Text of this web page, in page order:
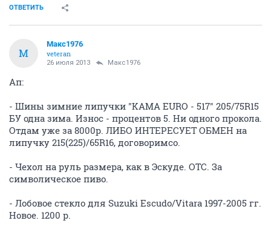
ОТВЕТИТЬ
М
Макс1976
veteran
26 июля 2013 Макс1976
Ап:
- Шины зимние липучки "KAMA EURO - 517" 205/75R15
БУ одна зима. Износ - процентов 5. Ни одного прокола.
Отдам уже за 8000р. ЛИБО ИНТЕРЕСУЕТ ОБМЕН на
липучку 215(225)/65R16, договоримсо.
- Чехол на руль размера, как в Эскуде. ОТС. За
символическое пиво.
- Лобовое стекло для Suzuki Escudo/Vitara 1997-2005 гг.
Новое. 1200 р.